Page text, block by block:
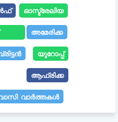
ഓസ്ട്രേലിയ
അമേരിക്ക
യൂറോപ്പ്
ആഫ്രിക്ക
വാർത്തകൾ